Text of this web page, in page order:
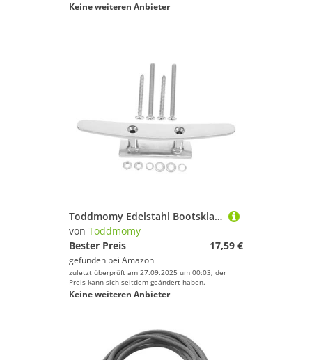
Keine weiteren Anbieter
Toddmomy Edelstahl Bootsklampen Ankerklampe mit Befestigungsschrauben Rostfrei Hohe Tragkraft für Yacht Kajak Angelboot und Dock Mooring
von Toddmomy
Bester Preis
17,59 €
gefunden bei Amazon
zuletzt überprüft am 27.09.2025 um 00:03; der
Preis kann sich seitdem geändert haben.
Keine weiteren Anbieter